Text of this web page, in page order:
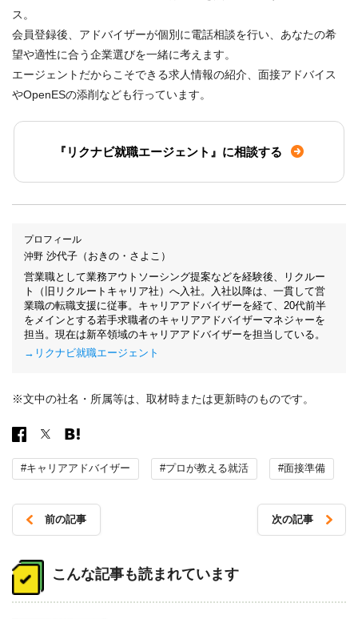
ス。
会員登録後、アドバイザーが個別に電話相談を行い、あなたの希
望や適性に合う企業選びを一緒に考えます。
エージェントだからこそできる求人情報の紹介、面接アドバイス
やOpenESの添削なども行っています。
『リクナビ就職エージェント』に相談する
プロフィール
沖野 沙代子（おきの・さよこ）
営業職として業務アウトソーシング提案などを経験後、リクルー
ト（旧リクルートキャリア社）へ入社。
入社以降は、一貫して営
業職の転職支援に従事。キャリアアドバイザーを経て、 20代前半
をメインとする若手求職者のキャリアアドバイザーマネジャーを
担当。 現在は新卒領域のキャリアアドバイザーを担当している。
→リクナビ就職エージェント
※文中の社名・所属等は、取材時または更新時のものです。
#キャリアアドバイザー #プロが教える就活 #面接準備
稿
ナ
前の記事 次の記事
こんな記事も読まれています